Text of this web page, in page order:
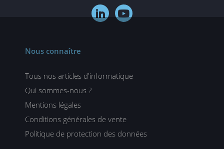
 
Nous connaître
Tous nos articles d'informatique
Qui sommes-nous ?
Mentions légales
Conditions générales de vente
Politique de protection des données